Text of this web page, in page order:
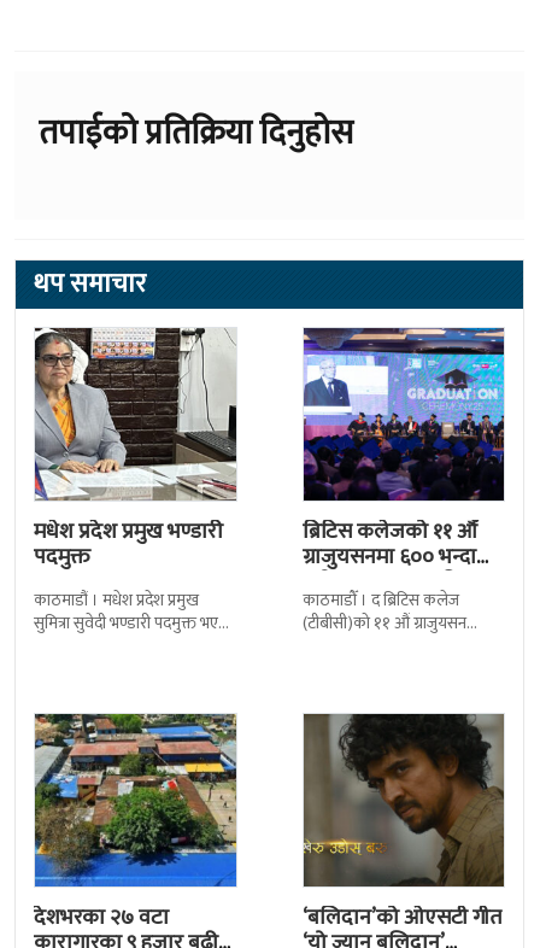
तपाईको प्रतिक्रिया दिनुहोस
थप समाचार
मधेश प्रदेश प्रमुख भण्डारी
पदमुक्त
काठमाडौं । मधेश प्रदेश प्रमुख
सुमित्रा सुवेदी भण्डारी पदमुक्त भएकी
ब्रिटिस कलेजको ११ औँ
ग्राजुयसनमा ६०० भन्दा
बढी ग्राजुयट सम्मानित
काठमाडौँ । द ब्रिटिस कलेज
(टीबीसी)को ११ औं ग्राजुयसन
देशभरका २७ वटा ‘बलिदान’को ओएसटी गीत